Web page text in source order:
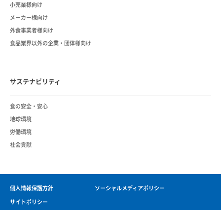
小売業様向け
メーカー様向け
外食事業者様向け
食品業界以外の企業・団体様向け
サステナビリティ
⾷の安全・安⼼
地球環境
労働環境
社会貢献
個人情報保護方針
ソーシャルメディアポリシー
サイトポリシー